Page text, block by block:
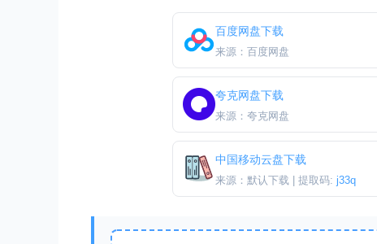
百度网盘下载
来源：百度网盘
夸克网盘下载
来源：夸克网盘
中国移动云盘下载
来源：默认下载 | 提取码: j33q